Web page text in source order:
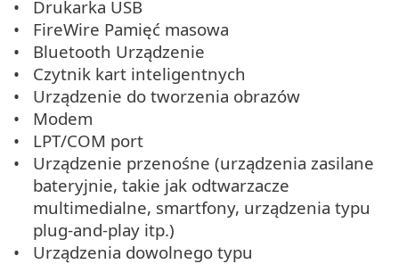
Drukarka USB
FireWire Pamięć masowa
Bluetooth Urządzenie
Czytnik kart inteligentnych
Urządzenie do tworzenia obrazów
Modem
LPT/COM port
Urządzenie przenośne (urządzenia zasilane
bateryjnie, takie jak odtwarzacze
multimedialne, smartfony, urządzenia typu
plug-and-play itp.)
Urządzenia dowolnego typu